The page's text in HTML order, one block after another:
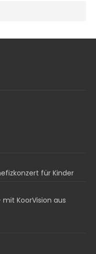
für Kinder
KoorVision aus